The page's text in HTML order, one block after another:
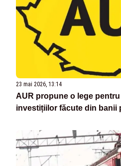
23 mai 2026, 13:14
AUR propune o lege
investițiilor făcute din banii